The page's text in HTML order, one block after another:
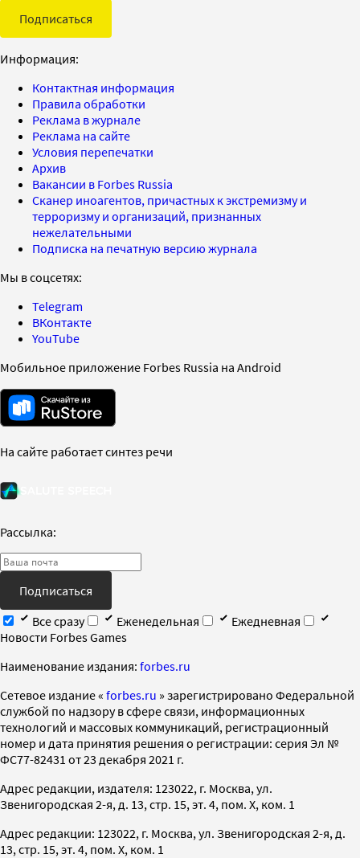
Подписаться
Информация:
Контактная информация
Правила обработки
Реклама в журнале
Реклама на сайте
Условия перепечатки
Архив
Вакансии в Forbes Russia
Сканер иноагентов, причастных к экстремизму и
терроризму и организаций, признанных
нежелательными
Подписка на печатную версию журнала
Мы в соцсетях:
Telegram
ВКонтакте
YouTube
Мобильное приложение Forbes Russia на Android
На сайте работает синтез речи
Рассылка:
Подписаться
Все сразу
Еженедельная
Ежедневная
Новости Forbes Games
Наименование издания: forbes.ru
Cетевое издание « forbes.ru » зарегистрировано Федеральной
службой по надзору в сфере связи, информационных
технологий и массовых коммуникаций, регистрационный
номер и дата принятия решения о регистрации: серия Эл №
ФС77-82431 от 23 декабря 2021 г.
Адрес редакции, издателя: 123022, г. Москва, ул.
Звенигородская 2-я, д. 13, стр. 15, эт. 4, пом. X, ком. 1
Адрес редакции: 123022, г. Москва, ул. Звенигородская 2-я, д.
13, стр. 15, эт. 4, пом. X, ком. 1